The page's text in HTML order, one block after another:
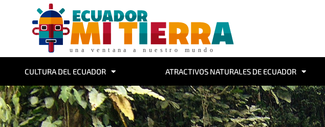
CULTURA DEL ECUADOR ATRACTIVOS NATURALES DE ECUADOR